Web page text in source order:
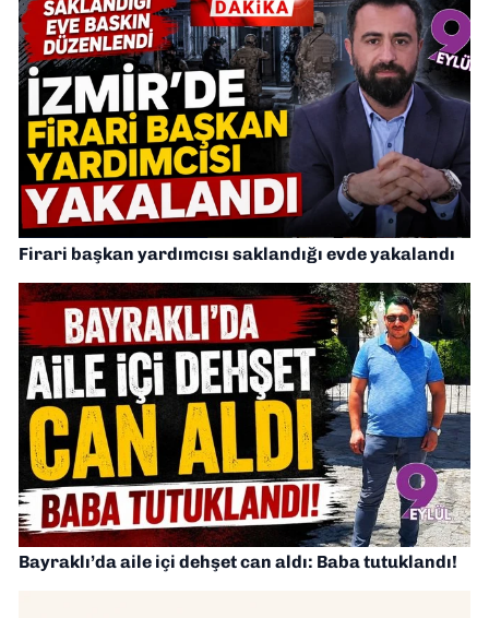
Firari başkan yardımcısı saklandığı evde yakalandı
Bayraklı’da aile içi dehşet can aldı: Baba tutuklandı!